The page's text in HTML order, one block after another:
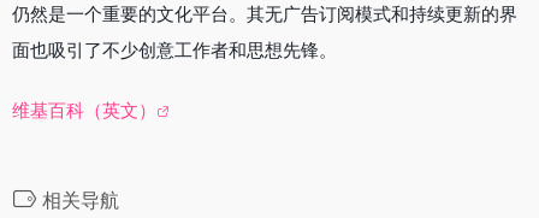
仍然是一个重要的文化平台。其无广告订阅模式和持续更新的界
面也吸引了不少创意工作者和思想先锋。
维基百科（英文）
相关导航